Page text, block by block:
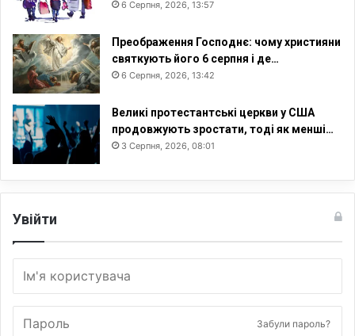
6 Серпня, 2026, 13:57
Преображення Господнє: чому християни
святкують його 6 серпня і де…
6 Серпня, 2026, 13:42
Великі протестантські церкви у США
продовжують зростати, тоді як менші…
3 Серпня, 2026, 08:01
Увійти
Забули пароль?